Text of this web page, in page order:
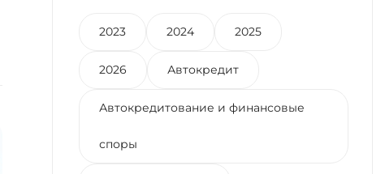
2023 2024 2025
2026 Автокредит
Автокредитование и финансовые
споры